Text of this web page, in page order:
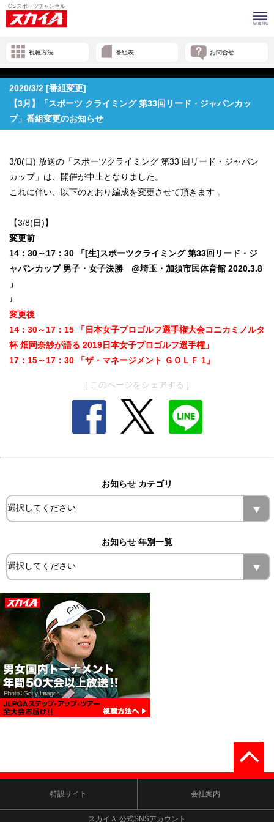
視聴方法 番組表 お問合せ
2020/3/2 [番組変更]
【3月】「スポーツ クライミング 第33回リード・ジャパンカッ
プ」番組変更のお知らせ
3/8(日) 放送の「スポーツクライミング 第33 回リード・ジャパン
カップ」は、開催が中止となりました。
これに伴い、以下のとおり編成を変更させて頂きます 。
【3/8(日)】
変更前
14：30～17：30 「[生]スポーツクライミング 第33回リード・ジ
ャパンカップ 男子・女子決勝 @埼玉・加須市民体育館 2020.3.8
」
↓
変更後
14：30～17：15 「日本女子プロゴルフ選手権大会コニカミノルタ
杯 畑岡奈紗が語る 2019日本女子プロゴルフ選手権」
17：15～17：30 「ザ・マネージメント ＧＯＬＦ 1」
[ このページをシェアする ]
お知らせ カテゴリ
お知らせ 年別一覧
特設サイト 会社案内
スカイＡ 公式SNSアカウント